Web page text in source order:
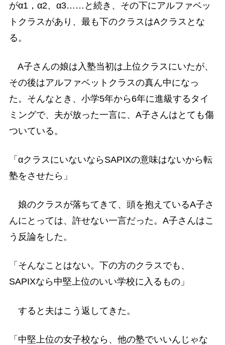
がα1，α2、α3……と続き、その下にアルファベッ
トクラスがあり、最も下のクラスはAクラスとな
る。
A子さんの娘は入塾当初は上位クラスにいたが、
その後はアルファベットクラスの真ん中になっ
た。そんなとき、小学5年から6年に進級するタイ
ミングで、夫が放った一言に、A子さんはとても傷
ついている。
「αクラスにいないならSAPIXの意味はないから転
塾をさせたら」
娘のクラスが落ちてきて、頭を抱えているA子さ
んにとっては、許せない一言だった。A子さんはこ
う反論をした。
「そんなことはない。下の方のクラスでも、
SAPIXなら中堅上位のいい学校に入るもの」
すると夫はこう返してきた。
「中堅上位の女子校なら、他の塾でいいんじゃな